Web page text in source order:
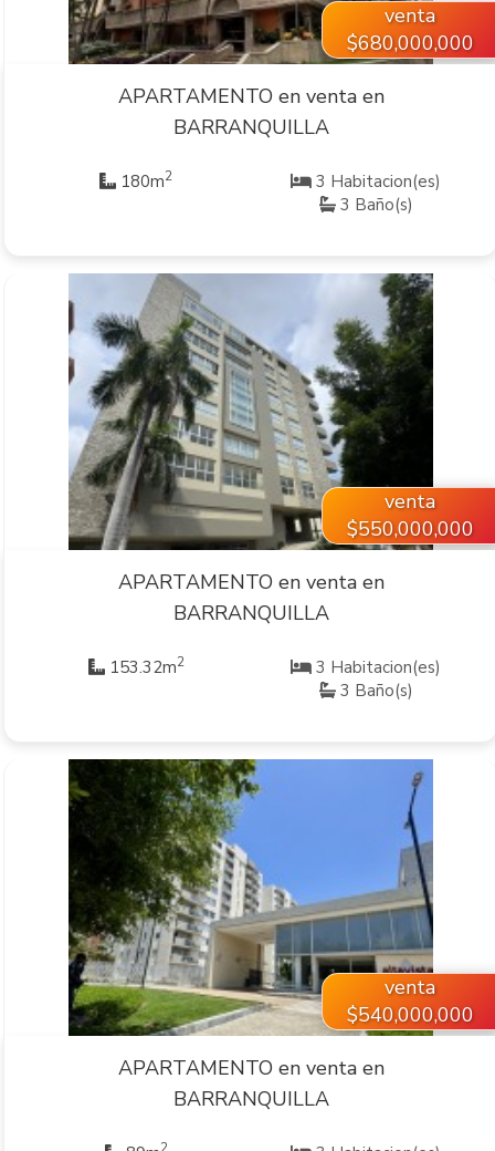
venta
$680,000,000
APARTAMENTO en venta en
BARRANQUILLA
180m2
3 Habitacion(es)
3 Baño(s)
VER INMUEBLE
venta
$550,000,000
APARTAMENTO en venta en
BARRANQUILLA
153.32m2
3 Habitacion(es)
3 Baño(s)
VER INMUEBLE
venta
$540,000,000
APARTAMENTO en venta en
BARRANQUILLA